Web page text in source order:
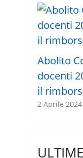
Abolito
docenti
il
2 Aprile 2024